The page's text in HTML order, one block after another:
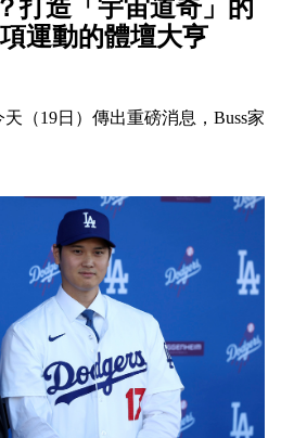
打造「宇宙道奇」的
運動的體壇大亨
（19日）傳出重磅消息，Buss家